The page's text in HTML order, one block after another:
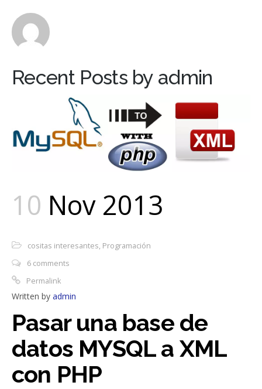
Recent Posts by admin
10 Nov 2013
cositas interesantes, Programación
6 comments
Permalink
Written by admin
Pasar una base de
datos MYSQL a XML
con PHP